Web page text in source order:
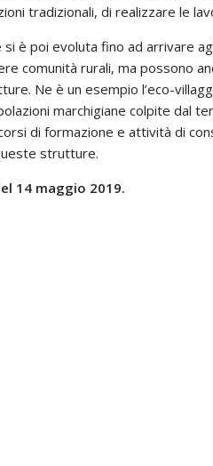
tradizionali, di realizzare le
è poi evoluta fino ad arrivare
comunità rurali, ma possono
Ne è un esempio l’eco-
marchigiane colpite dal
di formazione e attività di
strutture.
14 maggio 2019.